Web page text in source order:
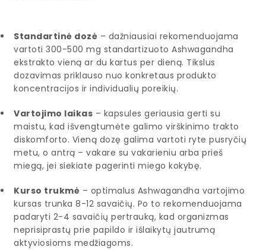
Standartinė dozė – dažniausiai rekomenduojama
vartoti 300-500 mg standartizuoto Ashwagandha
ekstrakto vieną ar du kartus per dieną. Tikslus
dozavimas priklauso nuo konkretaus produkto
koncentracijos ir individualių poreikių.
Vartojimo laikas – kapsules geriausia gerti su
maistu, kad išvengtumėte galimo virškinimo trakto
diskomforto. Vieną dozę galima vartoti ryte pusryčių
metu, o antrą – vakare su vakarieniu arba prieš
miegą, jei siekiate pagerinti miego kokybę.
Kurso trukmė – optimalus Ashwagandha vartojimo
kursas trunka 8-12 savaičių. Po to rekomenduojama
padaryti 2-4 savaičių pertrauką, kad organizmas
neprisiprastų prie papildo ir išlaikytų jautrumą
aktyviosioms medžiagoms.